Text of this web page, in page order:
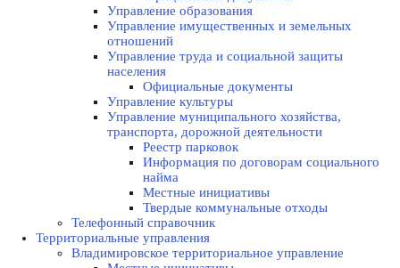
Управление образования
Управление имущественных и земельных
отношений
Управление труда и социальной защиты
населения
Официальные документы
Управление культуры
Управление муниципального хозяйства,
транспорта, дорожной деятельности
Реестр парковок
Информация по договорам социального
найма
Местные инициативы
Твердые коммунальные отходы
Телефонный справочник
Территориальные управления
Владимировское территориальное управление